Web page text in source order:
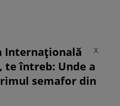
X
Internațională
te întreb: Unde a
semafor din